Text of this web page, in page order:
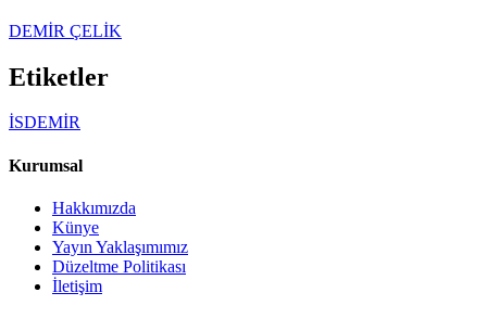
DEMİR ÇELİK
Etiketler
İSDEMİR
Kurumsal
Hakkımızda
Künye
Yayın Yaklaşımımız
Düzeltme Politikası
İletişim